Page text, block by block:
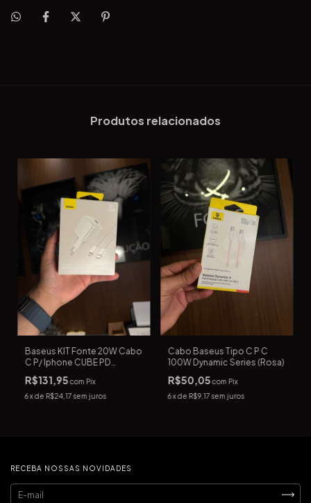
Produtos relacionados
Baseus KIT Fonte 20W Cabo
C P/ Iphone CUBE PD
(BRANCO)
R$131,95com Pix
6x de R$24,17sem juros
Cabo Baseus Tipo C P C
100W Dynamic Series (Rosa)
R$50,05com Pix
6x de R$9,17 sem juros
RECEBA NOSSAS NOVIDADES